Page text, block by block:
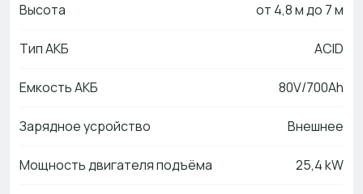
Высота от 4,8 м до 7 м
Тип АКБ ACID
Емкость АКБ 80V/700Ah
Зарядное усройство Внешнее
Мощность двигателя подъёма 25,4 kW